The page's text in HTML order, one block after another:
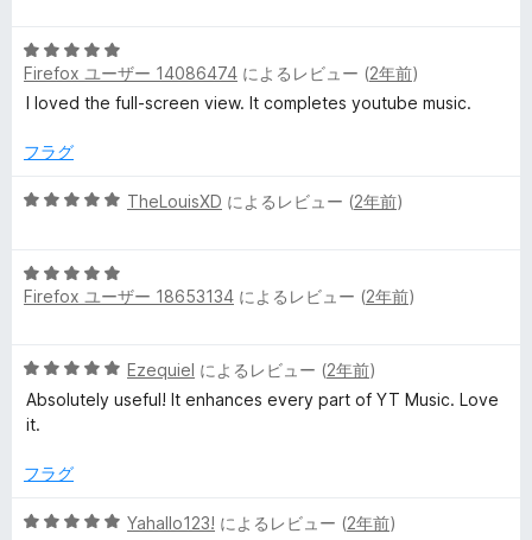
ー
価
5
の
評
5
段
階
5
評
Firefox ユーザー 14086474 によるレビュー (2年前)
I loved the full-screen view. It completes youtube music.
フラグ
5
中
5
価
TheLouisXD によるレビュー (2年前)
5
段
5
の
評
Firefox ユーザー 18653134 によるレビュー (2年前)
5
段
階
5
評
Ezequiel によるレビュー (2年前)
Absolutely useful! It enhances every part of YT Music. Love
it.
フラグ
5
Yahallo123! によるレビュー (2年前)